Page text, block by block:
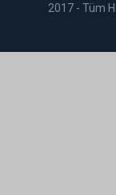
2017 - Tüm